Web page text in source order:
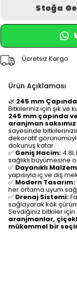
Stoğa
Ücretsiz Kargo
Ürün Açıklaması
🌿 245 mm
Bitkileriniz için şık ve
245 mm çapında
aranjman saksımız
sayesinde
dekoratif
dokunuş katar.
✅ Geniş Hacim:
sağlıklı büyümesine
✅ Dayanıklı
yapısıyla iç ve dış
✅ Modern Tasarım:
her ortama uyum
✅ Drenaj Sistemi:
sağlayarak kök
Sevdiğiniz bitkiler için
aranjmanlar,
mükemmel bir